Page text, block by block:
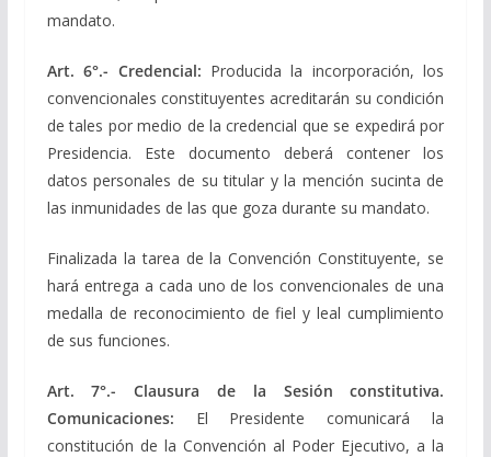
mandato.
Art. 6°.- Credencial: Producida la incorporación, los
convencionales constituyentes acreditarán su condición
de tales por medio de la credencial que se expedirá por
Presidencia. Este documento deberá contener los
datos personales de su titular y la mención sucinta de
las inmunidades de las que goza durante su mandato.
Finalizada la tarea de la Convención Constituyente, se
hará entrega a cada uno de los convencionales de una
medalla de reconocimiento de fiel y leal cumplimiento
de sus funciones.
Art. 7°.- Clausura de la Sesión constitutiva.
Comunicaciones: El Presidente comunicará la
constitución de la Convención al Poder Ejecutivo, a la